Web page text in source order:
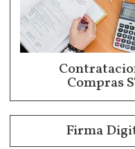
Compras
Firma